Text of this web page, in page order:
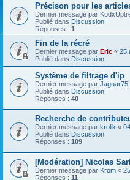
Précison pour les
Dernier message par
Publié dans Discussion
Réponses : 1
Fin de la récré
Dernier message par Eric « 25
Publié dans Discussion
Système de filtrage d'ip
Dernier message par Jaguar75
Publié dans Discussion
Réponses : 40
Recherche de
Dernier message par krolik «
Publié dans Discussion
Réponses : 109
[Modération] Nicolas
Dernier message par Krom «
Réponses : 11